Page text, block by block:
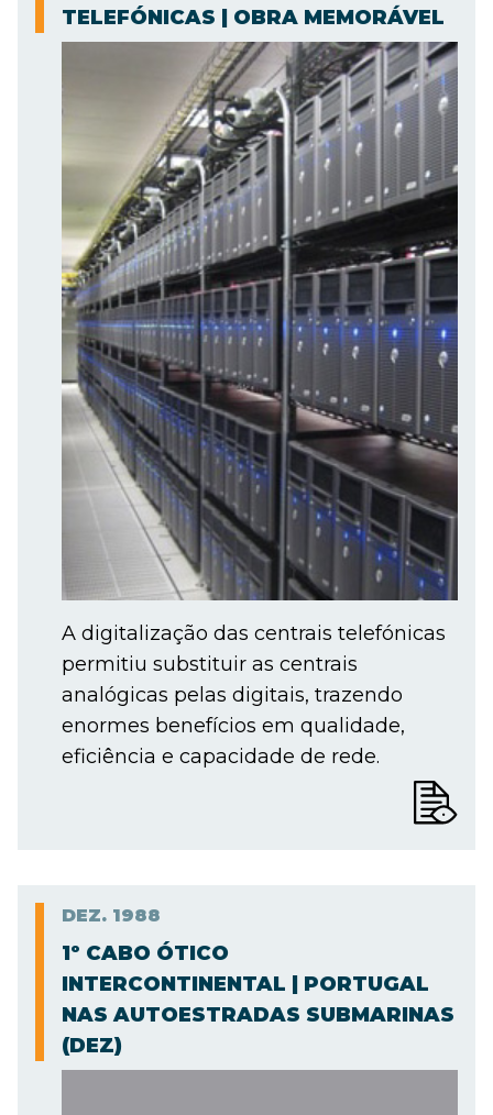
TELEFÓNICAS | OBRA MEMORÁVEL
A digitalização das centrais telefónicas
permitiu substituir as centrais
analógicas pelas digitais, trazendo
enormes benefícios em qualidade,
eficiência e capacidade de rede.
DEZ. 1988
1º CABO ÓTICO
INTERCONTINENTAL | PORTUGAL
NAS AUTOESTRADAS SUBMARINAS
(DEZ)